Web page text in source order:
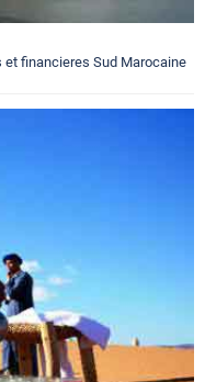
financieres Sud Marocaine